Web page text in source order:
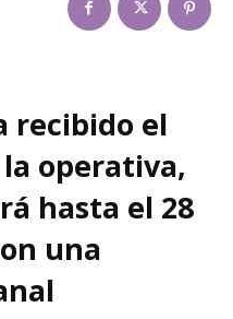
recibido el
operativa,
hasta el 28
una